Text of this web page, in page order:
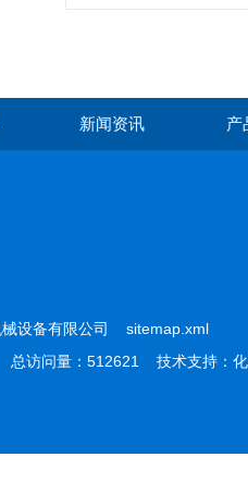
新闻资讯 产
械设备有限公司 sitemap.xml
总访问量：512621 技术支持： 化